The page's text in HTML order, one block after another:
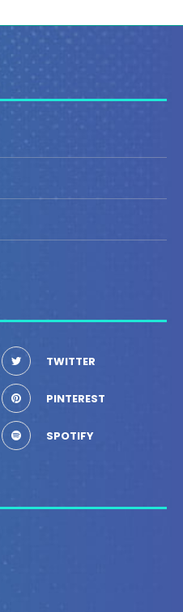
TWITTER
PINTEREST
SPOTIFY